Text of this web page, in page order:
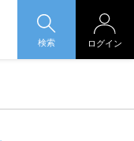
検索 ログイン